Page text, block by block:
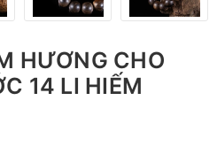
HƯƠNG CHO
14 LI HIẾM